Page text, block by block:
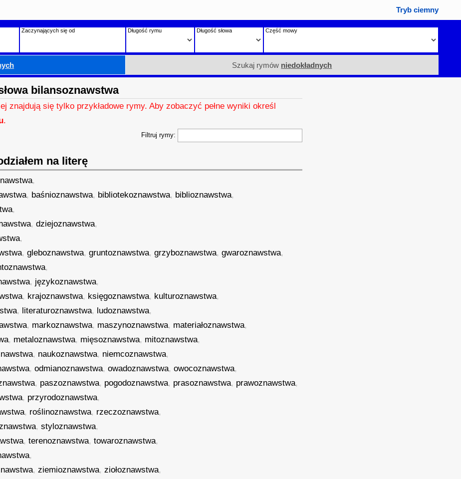
Tryb ciemny
Zaczynających się od Długość rymu Długość słowa Część mowy
Szukaj rymów niedokładnych
bilansoznawstwa
znajdują się tylko przykładowe rymy. Aby zobaczyć pełne wyniki określ
.
Filtruj rymy:
na literę
,
, baśnioznawstwa, bibliotekoznawstwa, biblioznawstwa,
,
,dziejoznawstwa,
,
,gleboznawstwa,gruntoznawstwa,grzyboznawstwa,gwaroznawstwa,
,
, językoznawstwa,
, krajoznawstwa, księgoznawstwa, kulturoznawstwa,
, literaturoznawstwa, ludoznawstwa,
, markoznawstwa, maszynoznawstwa, materiałoznawstwa,
, metaloznawstwa, mięsoznawstwa, mitoznawstwa,
, naukoznawstwa, niemcoznawstwa,
,odmianoznawstwa,owadoznawstwa,owocoznawstwa,
, paszoznawstwa, pogodoznawstwa, prasoznawstwa, prawoznawstwa,
, przyrodoznawstwa,
, roślinoznawstwa, rzeczoznawstwa,
,styloznawstwa,
,terenoznawstwa,towaroznawstwa,
,
,ziemioznawstwa,ziołoznawstwa,